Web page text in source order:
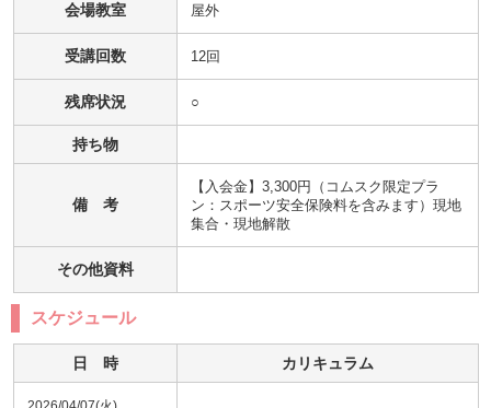
会場教室 屋外
受講回数 12回
残席状況 ○
持ち物
備 考
【入会金】3,300円（コムスク限定プラ
ン：スポーツ安全保険料を含みます）現地
集合・現地解散
その他資料
スケジュール
日 時 カリキュラム